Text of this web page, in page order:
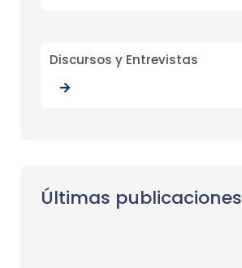
Discursos y Entrevistas
Últimas publicaciones